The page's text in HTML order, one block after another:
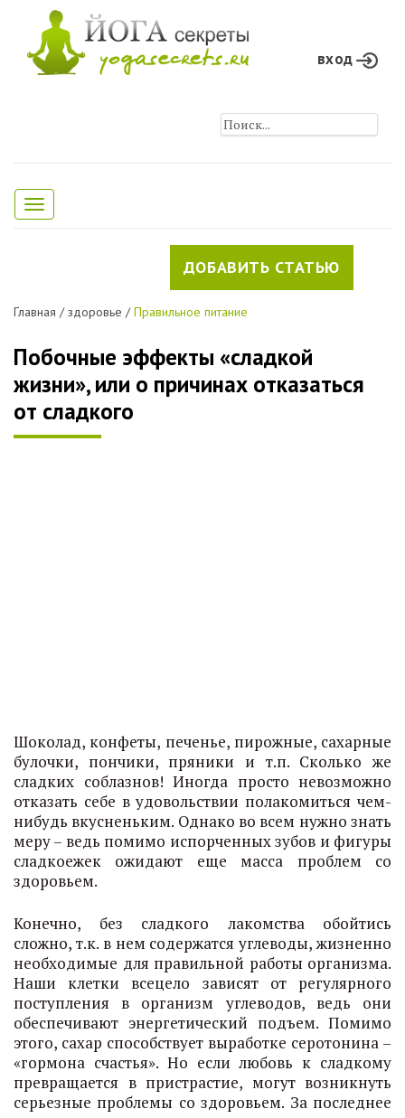
вход
Toggle
navigation
ДОБАВИТЬ СТАТЬЮ
Главная /здоровье /Правильное питание
Побочные эффекты «сладкой
жизни», или о причинах отказаться
от сладкого
Шоколад, конфеты, печенье, пирожные, сахарные
булочки, пончики, пряники и т.п. Сколько же
сладких соблазнов! Иногда просто невозможно
отказать себе в удовольствии полакомиться чем-
нибудь вкусненьким. Однако во всем нужно знать
меру – ведь помимо испорченных зубов и фигуры
сладкоежек ожидают еще масса проблем со
здоровьем.
Конечно, без сладкого лакомства обойтись
сложно, т.к. в нем содержатся углеводы, жизненно
необходимые для правильной работы организма.
Наши клетки всецело зависят от регулярного
поступления в организм углеводов, ведь они
обеспечивают энергетический подъем. Помимо
этого, сахар способствует выработке серотонина –
«гормона счастья». Но если любовь к сладкому
превращается в пристрастие, могут возникнуть
серьезные проблемы со здоровьем. За последнее